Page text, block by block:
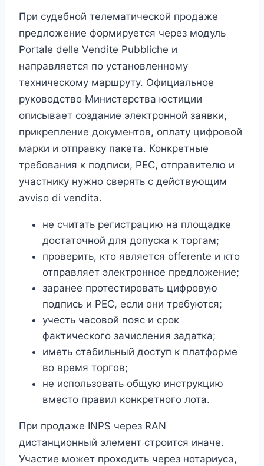
При судебной телематической продаже
предложение формируется через модуль
Portale delle Vendite Pubbliche и
направляется по установленному
техническому маршруту. Официальное
руководство Министерства юстиции
описывает создание электронной заявки,
прикрепление документов, оплату цифровой
марки и отправку пакета. Конкретные
требования к подписи, PEC, отправителю и
участнику нужно сверять с действующим
avviso di vendita.
не считать регистрацию на площадке
достаточной для допуска к торгам;
проверить, кто является offerente и кто
отправляет электронное предложение;
заранее протестировать цифровую
подпись и PEC, если они требуются;
учесть часовой пояс и срок
фактического зачисления задатка;
иметь стабильный доступ к платформе
во время торгов;
не использовать общую инструкцию
вместо правил конкретного лота.
При продаже INPS через RAN
дистанционный элемент строится иначе.
Участие может проходить через нотариуса,